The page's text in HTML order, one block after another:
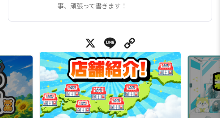
事、頑張って書きます！
X Line